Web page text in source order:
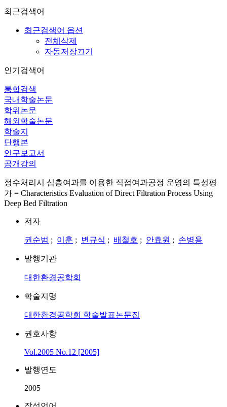
최근검색어
최근검색어 옵션
전체삭제
자동저장끄기
인기검색어
통합검색
국내학술논문
학위논문
해외학술논문
학술지
단행본
연구보고서
공개강의
정수처리시 심층여과를 이용한 직접여과공정 운영의 특성평
가 = Characteristics Evaluation of Direct Filtration Process Using
Deep Bed Filtration
저자
권순범 ; 이훈 ; 변규식 ; 배철호 ; 안효원 ; 손병용
발행기관
대한환경공학회
학술지명
대한환경공학회 학술발표논문집
권호사항
Vol.2005 No.12 [2005]
발행연도
2005